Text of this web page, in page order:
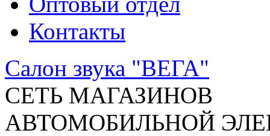
Контакты
Салон звука "ВЕГА"
СЕТЬ МАГАЗИНОВ
АВТОМОБИЛЬНОЙ